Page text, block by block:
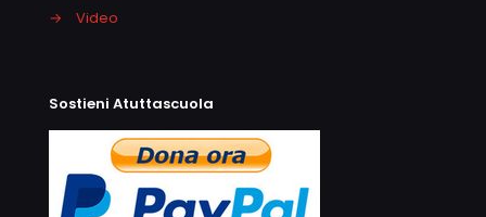
→
Video
Sostieni Atuttascuola